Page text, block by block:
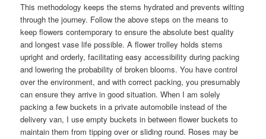
This methodology keeps the stems hydrated and prevents wilting
through the journey. Follow the above steps on the means to
keep flowers contemporary to ensure the absolute best quality
and longest vase life possible. A flower trolley holds stems
upright and orderly, facilitating easy accessibility during packing
and lowering the probability of broken blooms. You have control
over the environment, and with correct packing, you presumably
can ensure they arrive in good situation. When I am solely
packing a few buckets in a private automobile instead of the
delivery van, I use empty buckets in between flower buckets to
maintain them from tipping over or sliding round. Roses may be